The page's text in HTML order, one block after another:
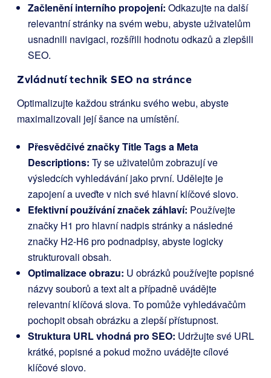
Začlenění interního propojení: Odkazujte na další
relevantní stránky na svém webu, abyste uživatelům
usnadnili navigaci, rozšířili hodnotu odkazů a zlepšili
SEO.
Zvládnutí technik SEO na stránce
Optimalizujte každou stránku svého webu, abyste
maximalizovali její šance na umístění.
Přesvědčivé značky Title Tags a Meta
Descriptions: Ty se uživatelům zobrazují ve
výsledcích vyhledávání jako první. Udělejte je
zapojení a uveďte v nich své hlavní klíčové slovo.
Efektivní používání značek záhlaví: Používejte
značky H1 pro hlavní nadpis stránky a následné
značky H2-H6 pro podnadpisy, abyste logicky
strukturovali obsah.
Optimalizace obrazu: U obrázků používejte popisné
názvy souborů a text alt a případně uvádějte
relevantní klíčová slova. To pomůže vyhledávačům
pochopit obsah obrázku a zlepší přístupnost.
Struktura URL vhodná pro SEO: Udržujte své URL
krátké, popisné a pokud možno uvádějte cílové
klíčové slovo.